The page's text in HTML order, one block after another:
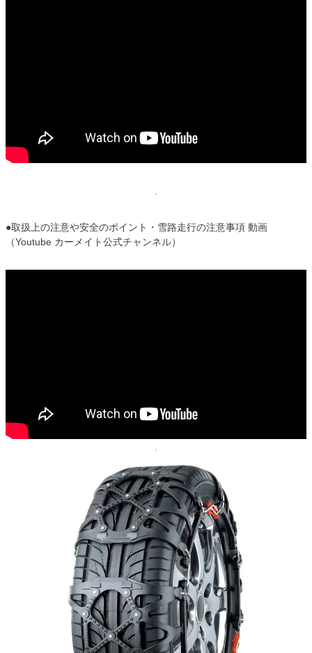
●取扱上の注意や安全のポイント・雪路走行の注意事項 動画
（Youtube カーメイト公式チャンネル）